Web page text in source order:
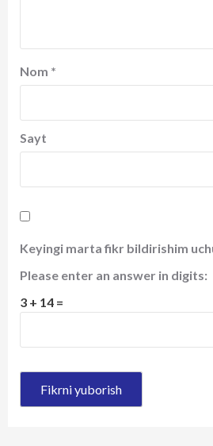
Nom *
Sayt
Keyingi marta fikr bildirishim
Please enter an answer in digits:
3 + 14 =